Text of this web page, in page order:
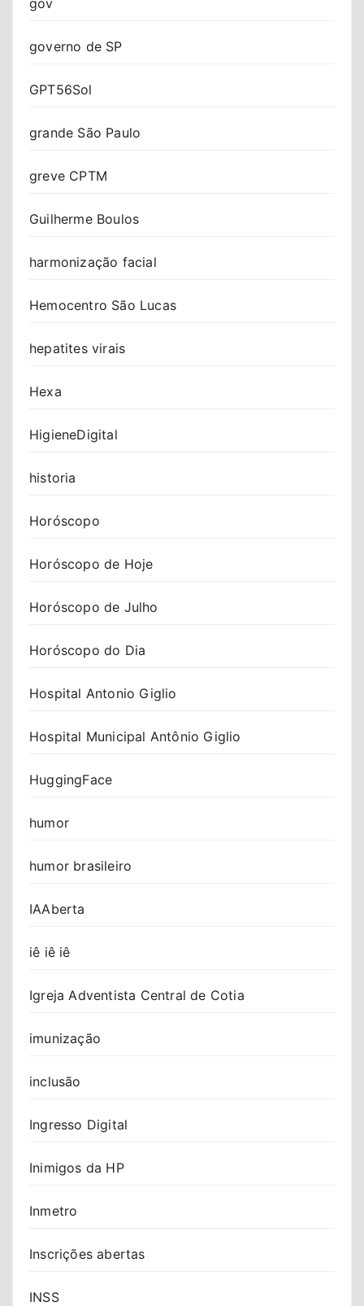
governo de SP
GPT56Sol
grande São Paulo
greve CPTM
Guilherme Boulos
harmonização facial
Hemocentro São Lucas
hepatites virais
Hexa
HigieneDigital
historia
Horóscopo
Horóscopo de Hoje
Horóscopo de Julho
Horóscopo do Dia
Hospital Antonio Giglio
Hospital Municipal Antônio Giglio
HuggingFace
humor
humor brasileiro
IAAberta
iê iê iê
Igreja Adventista Central de Cotia
imunização
inclusão
Ingresso Digital
Inimigos da HP
Inmetro
Inscrições abertas
INSS